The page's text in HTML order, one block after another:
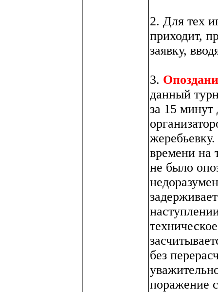
2. Для тех
приходит,
заявку,
3.
данный
за 15 минут
времени на
не было
без
поражение